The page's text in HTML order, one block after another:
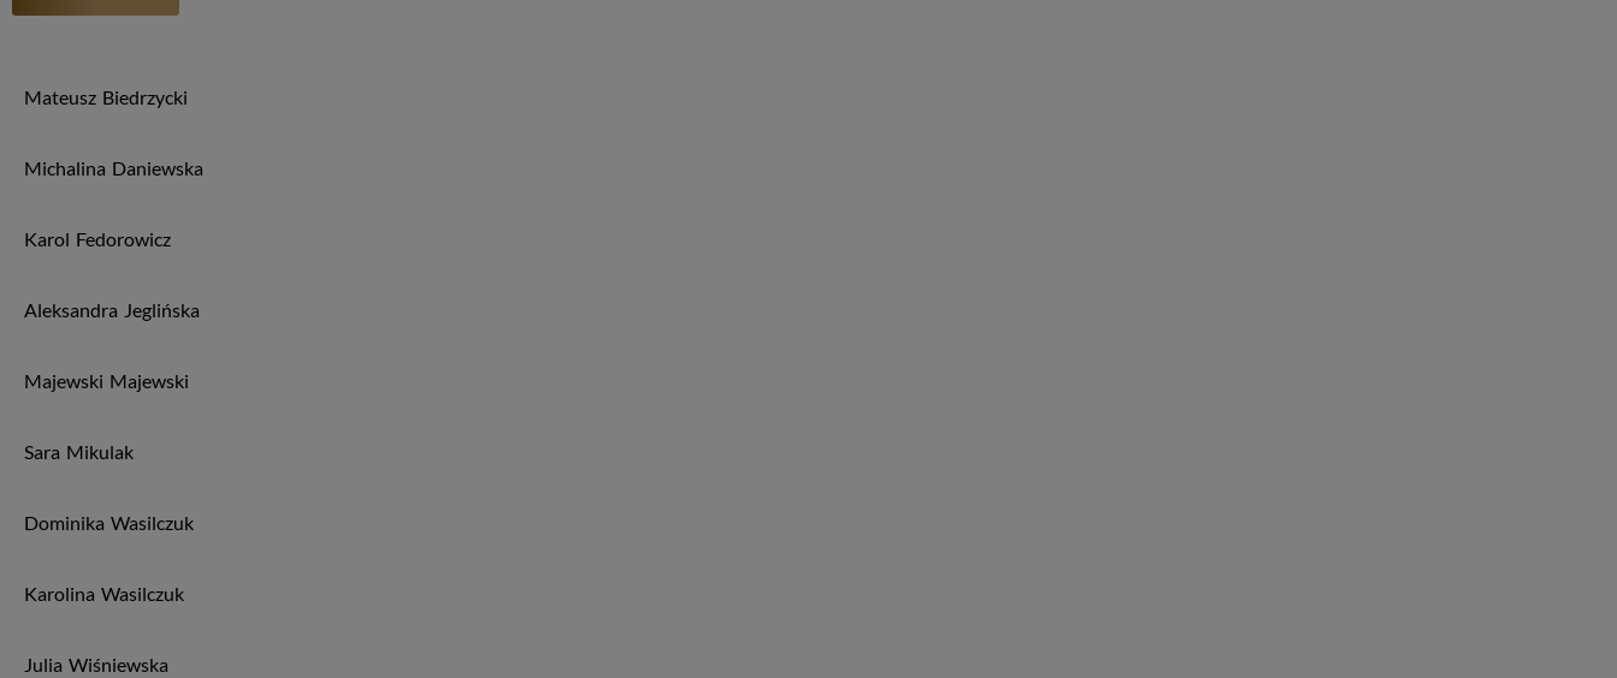
Mateusz Biedrzycki
Michalina Daniewska
Karol Fedorowicz
Aleksandra Jeglińska
Majewski Majewski
Sara Mikulak
Dominika Wasilczuk
Karolina Wasilczuk
Julia Wiśniewska